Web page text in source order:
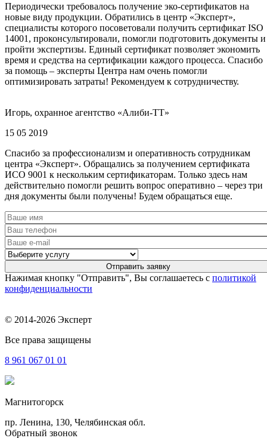
Периодически требовалось получение эко-сертификатов на
новые виду продукции. Обратились в центр «Эксперт»,
специалисты которого посоветовали получить сертификат ISO
14001, проконсультировали, помогли подготовить документы и
пройти экспертизы. Единый сертификат позволяет экономить
время и средства на сертификации каждого процесса. Спасибо
за помощь – эксперты Центра нам очень помогли
оптимизировать затраты! Рекомендуем к сотрудничеству.
Игорь, охранное агентство «Алиби-ТТ»
15 05 2019
Спасибо за профессионализм и оперативность сотрудникам
центра «Эксперт». Обращались за получением сертификата
ИСО 9001 к нескольким сертификаторам. Только здесь нам
действительно помогли решить вопрос оперативно – через три
дня документы были получены! Будем обращаться еще.
Нажимая кнопку "Отправить", Вы соглашаетесь с политикой
конфиденциальности
© 2014-2026 Эксперт
Все права защищены
8 961 067 01 01
Магнитогорск
пр. Ленина, 130, Челябинская обл.
Обратный звонок